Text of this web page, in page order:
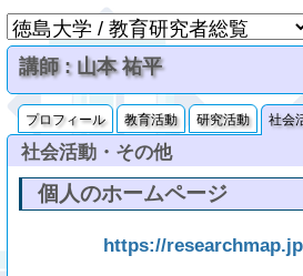
講師 : 山本 祐平
プロフィール 教育活動 研究活動 社会
社会活動・その他
個人のホームページ
https://